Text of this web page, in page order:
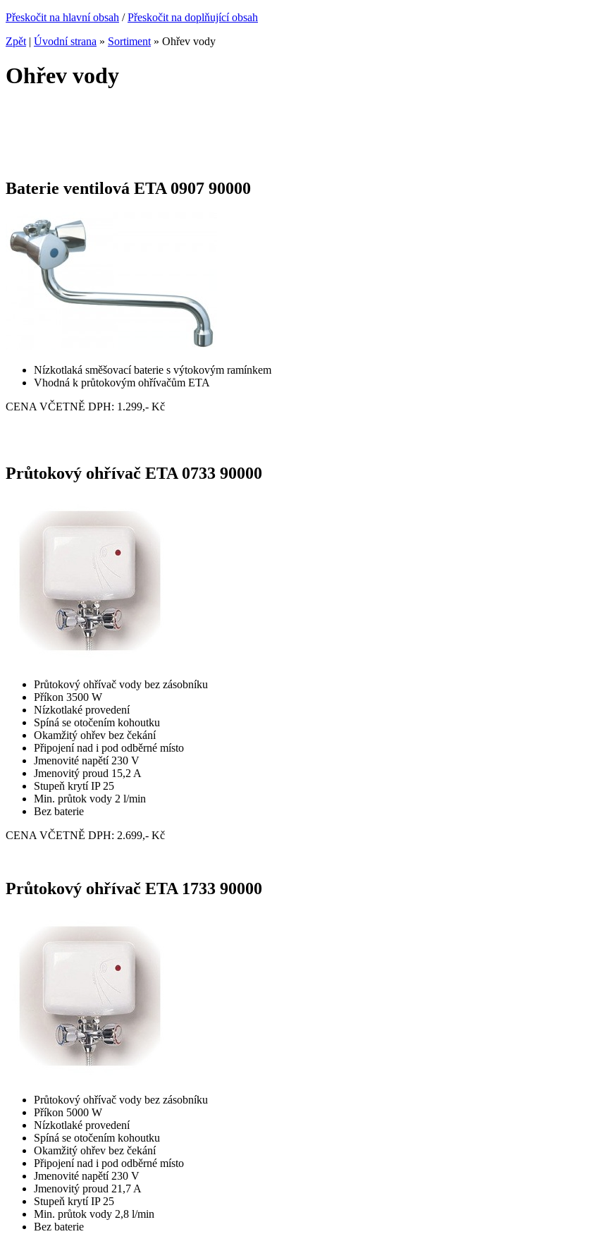
Přeskočit na hlavní obsah /Přeskočit na doplňující obsah
Zpět | Úvodní strana » Sortiment » Ohřev vody
Ohřev vody
Baterie ventilová ETA 0907 90000
Nízkotlaká směšovací baterie s výtokovým ramínkem
Vhodná k průtokovým ohřívačům ETA
CENA VČETNĚ DPH: 1.299,- Kč
Průtokový ohřívač ETA 0733 90000
Průtokový ohřívač vody bez zásobníku
Příkon 3500 W
Nízkotlaké provedení
Spíná se otočením kohoutku
Okamžitý ohřev bez čekání
Připojení nad i pod odběrné místo
Jmenovité napětí 230 V
Jmenovitý proud 15,2 A
Stupeň krytí IP 25
Min. průtok vody 2 l/min
Bez baterie
CENA VČETNĚ DPH: 2.699,- Kč
Průtokový ohřívač ETA 1733 90000
Průtokový ohřívač vody bez zásobníku
Příkon 5000 W
Nízkotlaké provedení
Spíná se otočením kohoutku
Okamžitý ohřev bez čekání
Připojení nad i pod odběrné místo
Jmenovité napětí 230 V
Jmenovitý proud 21,7 A
Stupeň krytí IP 25
Min. průtok vody 2,8 l/min
Bez baterie